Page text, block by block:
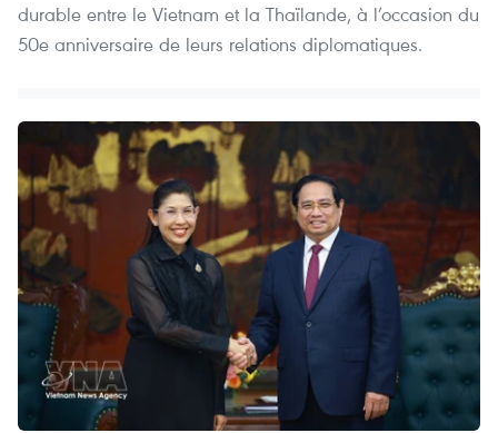
durable entre le Vietnam et la Thaïlande, à l’occasion du
50e anniversaire de leurs relations diplomatiques.